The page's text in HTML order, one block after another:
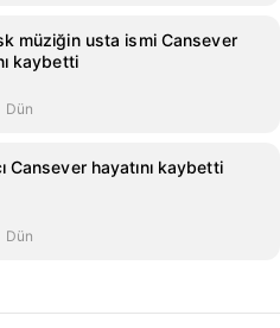
müziğin usta ismi Cansever
kaybetti
Dün
Cansever hayatını kaybetti
Dün